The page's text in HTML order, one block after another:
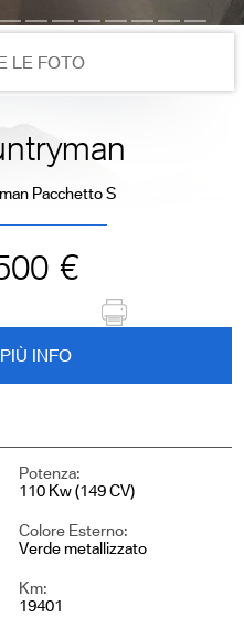
LE FOTO
Pacchetto S
€
INFO
Potenza:
110 Kw (149 CV)
Colore Esterno:
Verde metallizzato
Km:
19401